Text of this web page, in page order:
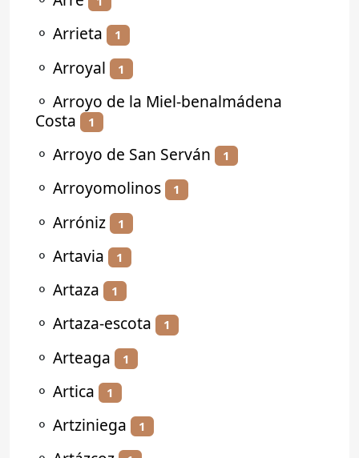
⚬ Arrieta 1
⚬ Arroyal 1
⚬ Arroyo de la Miel-benalmádena
Costa
1
⚬ Arroyo de San Serván 1
⚬ Arroyomolinos 1
⚬ Arróniz 1
⚬ Artavia 1
⚬ Artaza 1
⚬ Artaza-escota 1
⚬ Arteaga 1
⚬ Artica 1
⚬ Artziniega 1